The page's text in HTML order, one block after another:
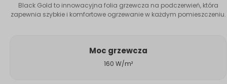
Black Gold to innowacyjna folia grzewcza na podczerwień, która
zapewnia szybkie i komfortowe ogrzewanie w każdym pomieszczeniu.
Moc grzewcza
160 W/m²